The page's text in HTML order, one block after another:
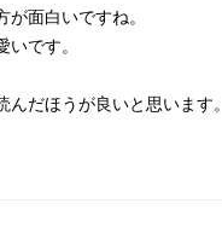
が面白いですね。
いです。
んだほうが良いと思います。